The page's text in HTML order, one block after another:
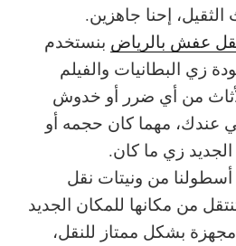
إحنا جاهزين.
عفش بالرياض بنستخدم
زي البطانيات والفيلم
من أي ضرر أو خدوش
عندك، مهما كان حجمه أو
زي ما كان.
من ونيتات نقل
من مكانها للمكان الجديد
بشكل ممتاز للنقل،